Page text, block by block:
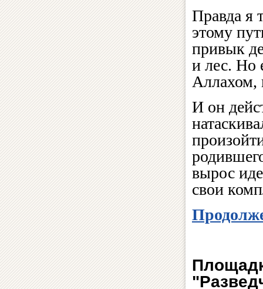
Правда я
этому
привык
и лес. Но
Аллахом,
И он
вырос
свои